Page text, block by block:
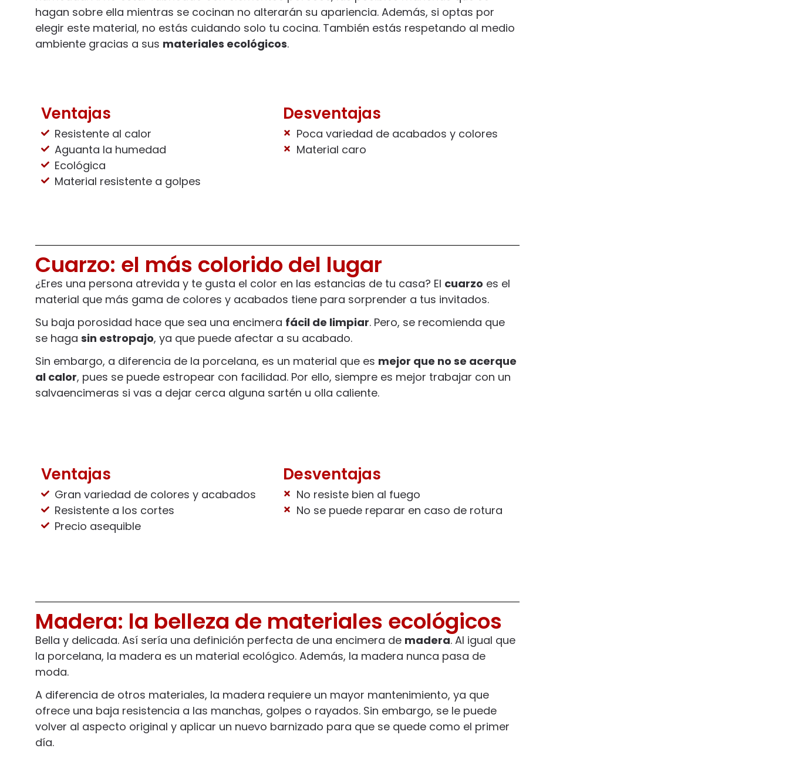
hagan sobre ella mientras se cocinan no alterarán su apariencia. Además, si optas por
elegir este material, no estás cuidando solo tu cocina. También estás respetando al medio
ambiente gracias a sus materiales ecológicos.
Ventajas
Resistente al calor
Aguanta la humedad
Ecológica
Material resistente a golpes
Desventajas
Poca variedad de acabados y colores
Material caro
Cuarzo: el más colorido del lugar
¿Eres una persona atrevida y te gusta el color en las estancias de tu casa? El cuarzo es el
material que más gama de colores y acabados tiene para sorprender a tus invitados.
Su baja porosidad hace que sea una encimera fácil de limpiar. Pero, se recomienda que
se haga sin estropajo, ya que puede afectar a su acabado.
Sin embargo, a diferencia de la porcelana, es un material que es mejor que no se acerque
al calor, pues se puede estropear con facilidad. Por ello, siempre es mejor trabajar con un
salvaencimeras si vas a dejar cerca alguna sartén u olla caliente.
Ventajas
Gran variedad de colores y acabados
Resistente a los cortes
Precio asequible
Desventajas
No resiste bien al fuego
No se puede reparar en caso de rotura
Madera: la belleza de materiales ecológicos
Bella y delicada. Así sería una definición perfecta de una encimera de madera. Al igual que
la porcelana, la madera es un material ecológico. Además, la madera nunca pasa de
moda.
A diferencia de otros materiales, la madera requiere un mayor mantenimiento, ya que
ofrece una baja resistencia a las manchas, golpes o rayados. Sin embargo, se le puede
volver al aspecto original y aplicar un nuevo barnizado para que se quede como el primer
día.